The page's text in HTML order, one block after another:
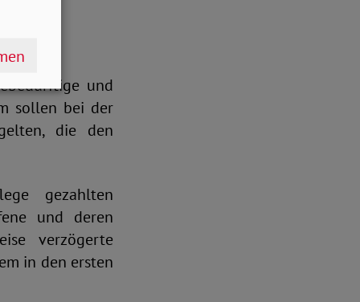
und
sollen bei der
die den
gezahlten
und deren
verzögerte
in den ersten